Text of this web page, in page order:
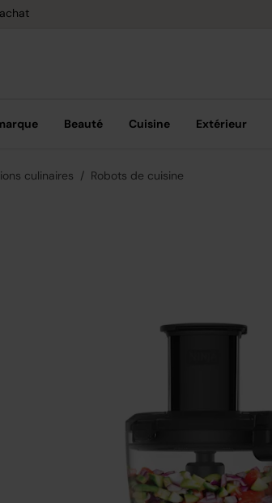
Beauté Cuisine Extérieur
culinaires Robots de cuisine